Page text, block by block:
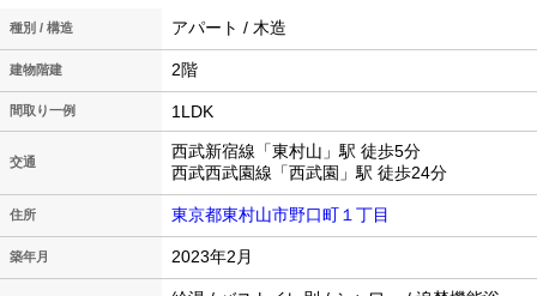
種別 / 構造 アパート / 木造
建物階建 2階
間取り一例 1LDK
交通
西武新宿線「東村山」駅 徒歩5分
西武西武園線「西武園」駅 徒歩24分
住所 東京都東村山市野口町１丁目
築年月 2023年2月